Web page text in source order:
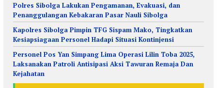
Polres Sibolga Lakukan Pengamanan, Evakuasi, dan
Penanggulangan Kebakaran Pasar Nauli Sibolga
Kapolres Sibolga Pimpin TFG Sispam Mako, Tingkatkan
Kesiapsiagaan Personel Hadapi Situasi Kontinjensi
Personel Pos Yan Simpang Lima Operasi Lilin Toba 2025,
Laksanakan Patroli Antisipasi Aksi Tawuran Remaja Dan
Kejahatan